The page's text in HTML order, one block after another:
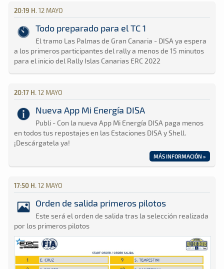
20:19 H. 12 MAYO
Todo preparado para el TC 1
El tramo Las Palmas de Gran Canaria - DISA ya espera
a los primeros participantes del rally a menos de 15 minutos
para el inicio del Rally Islas Canarias ERC 2022
20:17 H. 12 MAYO
Nueva App Mi Energía DISA
Publi - Con la nueva App Mi Energía DISA paga menos
en todos tus repostajes en las Estaciones DISA y Shell.
¡Descárgatela ya!
MÁS INFORMACIÓN »
17:50 H. 12 MAYO
Orden de salida primeros pilotos
Este será el orden de salida tras la selección realizada
por los primeros pilotos